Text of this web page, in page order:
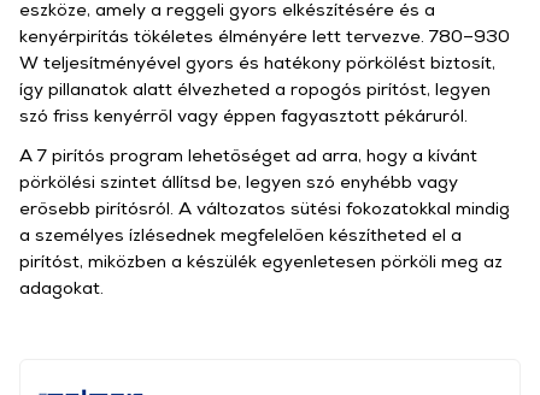
eszköze, amely a reggeli gyors elkészítésére és a
kenyérpirítás tökéletes élményére lett tervezve. 780–930
W teljesítményével gyors és hatékony pörkölést biztosít,
így pillanatok alatt élvezheted a ropogós pirítóst, legyen
szó friss kenyérről vagy éppen fagyasztott pékáruról.
A 7 pirítós program lehetőséget ad arra, hogy a kívánt
pörkölési szintet állítsd be, legyen szó enyhébb vagy
erősebb pirítósról. A változatos sütési fokozatokkal mindig
a személyes ízlésednek megfelelően készítheted el a
pirítóst, miközben a készülék egyenletesen pörköli meg az
adagokat.